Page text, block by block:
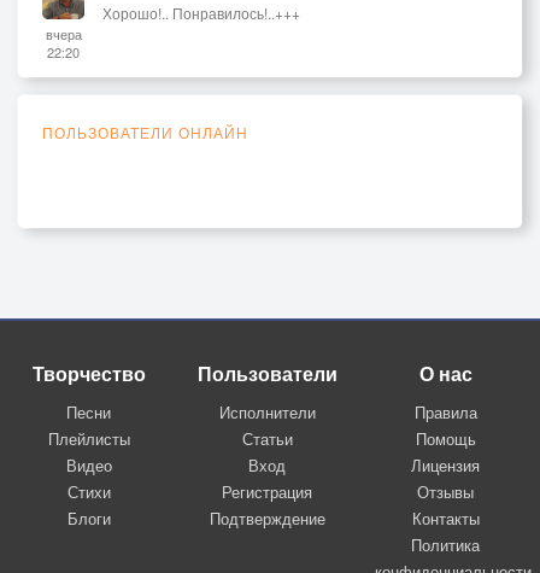
вчера
22:20
Хорошо!.. Понравилось!..+++
ПОЛЬЗОВАТЕЛИ ОНЛАЙН
Творчество
Песни
Плейлисты
Видео
Стихи
Блоги
Пользователи
Исполнители
Статьи
Вход
Регистрация
Подтверждение
О нас
Правила
Помощь
Лицензия
Отзывы
Контакты
Политика